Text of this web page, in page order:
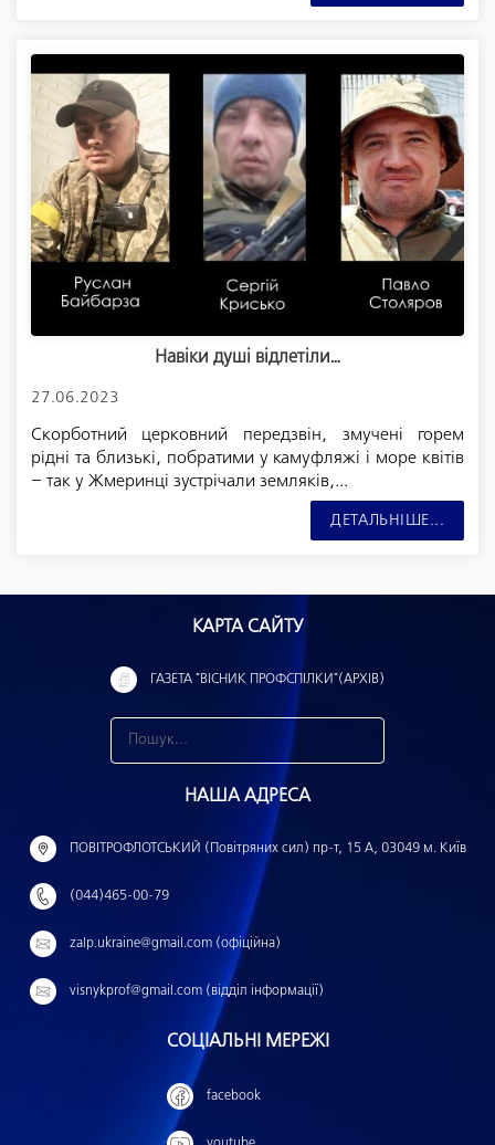
Навіки душі відлетіли…
27.06.2023
Скорботний церковний передзвін, змучені горем
рідні та близькі, побратими у камуфляжі і море квітів
– так у Жмеринці зустрічали земляків,...
ДЕТАЛЬНІШЕ...
КАРТА САЙТУ
ГАЗЕТА "ВІСНИК ПРОФСПІЛКИ"(АРХІВ)
н
й
:
НАША АДРЕСА
ПОВІТРОФЛОТСЬКИЙ (Повітряних сил) пр-т, 15 А, 03049 м. Київ
(044)465-00-79
zalp.ukraine@gmail.com (офіційна)
visnykprof@gmail.com (відділ інформації)
СОЦІАЛЬНІ МЕРЕЖІ
facebook